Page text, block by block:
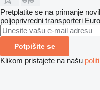
Pretplatite se na primanje
poljoprivredni transporteri
Potpišite se
Klikom pristajete na našu